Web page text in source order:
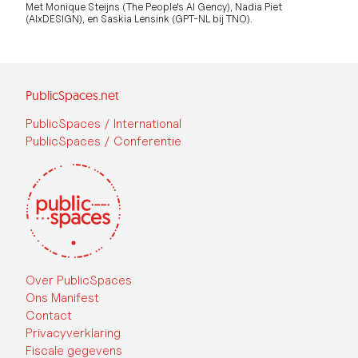
Met Monique Steijns (The People's AI Gency), Nadia Piet
(AIxDESIGN), en Saskia Lensink (GPT-NL bij TNO).
PublicSpaces.net
PublicSpaces / International
PublicSpaces / Conferentie
Over PublicSpaces
Ons Manifest
Contact
Privacyverklaring
Fiscale gegevens